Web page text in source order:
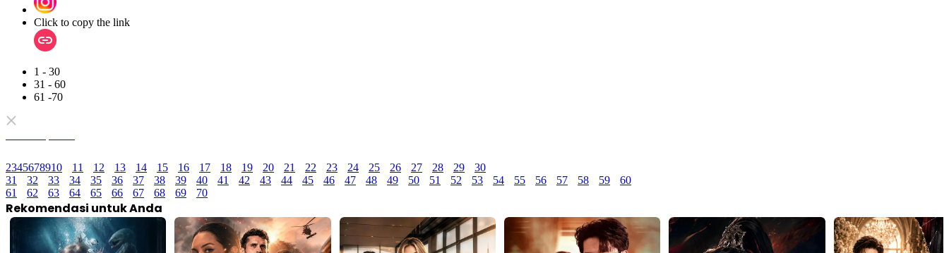
Click to copy the link
1 - 30
31 - 60
61 -70
2345678910 11 12 13 14 15 16 17 18 19 20 21 22 23 24 25 26 27 28 29
30
31
32 33 34 35 36 37 38 39 40 41 42 43 44 45 46 47 48 49 50 51 52 53 54 55 56 57 58 59
60
61
62 63 64 65 66 67 68 69 70
Rekomendasi untuk Anda